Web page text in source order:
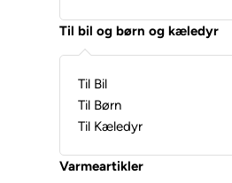
Til bil og børn og kæledyr
Til Bil
Til Børn
Til Kæledyr
Varmeartikler